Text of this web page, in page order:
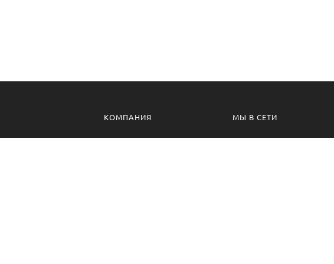
КОМПАНИЯ МЫ В СЕТИ